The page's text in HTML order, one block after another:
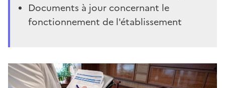
Documents à jour concernant le
fonctionnement de l'établissement
Galerie d'images
1